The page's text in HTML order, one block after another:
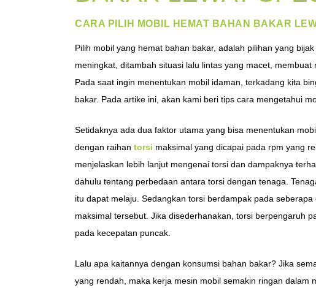
CARA PILIH MOBIL HEMAT BAHAN BAKAR
Pilih mobil yang hemat bahan bakar, adalah pilihan yang
meningkat, ditambah situasi lalu lintas yang macet,
Pada saat ingin menentukan mobil idaman, terkadang kita
bakar. Pada artike ini, akan kami beri tips cara mengetahui
Setidaknya ada dua faktor utama yang bisa menentukan
dengan raihan torsi maksimal yang dicapai pada rpm yang
menjelaskan lebih lanjut mengenai torsi dan dampaknya
dahulu tentang perbedaan antara torsi dengan tenaga.
itu dapat melaju. Sedangkan torsi berdampak pada
maksimal tersebut. Jika disederhanakan, torsi berpengaruh
pada kecepatan puncak.
Lalu apa kaitannya dengan konsumsi bahan bakar? Jika
yang rendah, maka kerja mesin mobil semakin ringan